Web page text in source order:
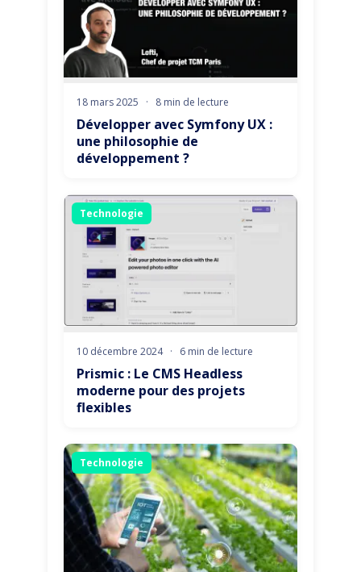
18 mars 2025 · 8 min de lecture
Développer avec Symfony UX :
une philosophie de
développement ?
Technologie
10 décembre 2024 · 6 min de lecture
Prismic : Le CMS Headless
moderne pour des projets
flexibles
Technologie